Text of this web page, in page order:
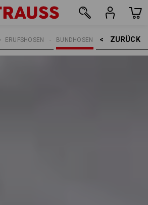
ZURÜCK    >
BUNDHOSEN
BERUFSHOSEN